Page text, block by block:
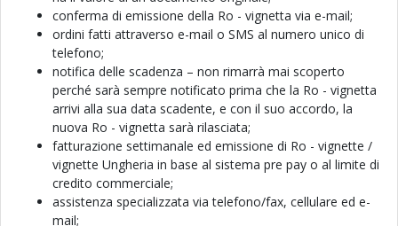
conferma di emissione della Ro - vignetta via e-mail;
ordini fatti attraverso e-mail o SMS al numero unico di
telefono;
notifica delle scadenza – non rimarrà mai scoperto
perché sarà sempre notificato prima che la Ro - vignetta
arrivi alla sua data scadente, e con il suo accordo, la
nuova Ro - vignetta sarà rilasciata;
fatturazione settimanale ed emissione di Ro - vignette /
vignette Ungheria in base al sistema pre pay o al limite di
credito commerciale;
assistenza specializzata via telefono/fax, cellulare ed e-
mail;